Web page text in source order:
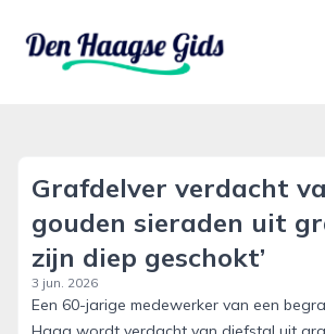
denhaagsegids.nl
Grafdelver verdacht
gouden sieraden uit
zijn diep geschokt’
3 jun. 2026
Een 60-jarige medewerker van een